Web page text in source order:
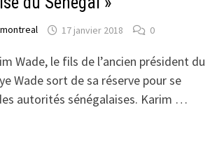
17 janvier 2018 0
Wade, le fils de l’ancien président du
Wade sort de sa réserve pour se
autorités sénégalaises. Karim …